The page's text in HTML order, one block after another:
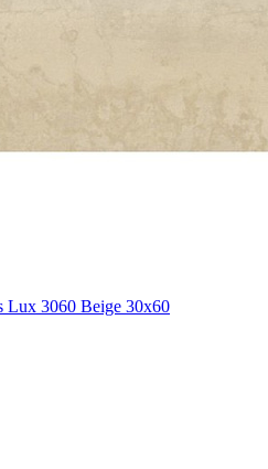
Lux 3060 Beige 30х60